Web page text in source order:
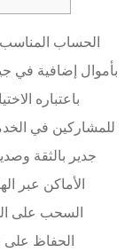
الحساب
بأموال إضافية في
للمشاركين في
جدير بالثقة
الأماكن عبر
السحب على